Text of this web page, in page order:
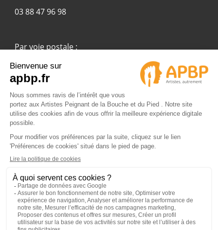
03 88 47 96 98
Par voie postale :
APBP
37 route Ecospace - Molsheim
67955 Strasbourg Cedex 9